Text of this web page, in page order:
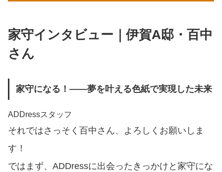
家守インタビュー｜伊賀A邸・百中
さん
家守になる！——夢を叶える色紙で実現した未来
ADDressスタッフ
それではさっそく百中さん、よろしくお願いしま
す！
ではまず、ADDressに出会ったきっかけと家守にな